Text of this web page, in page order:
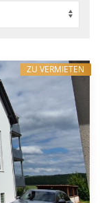
ZU VERMIETEN